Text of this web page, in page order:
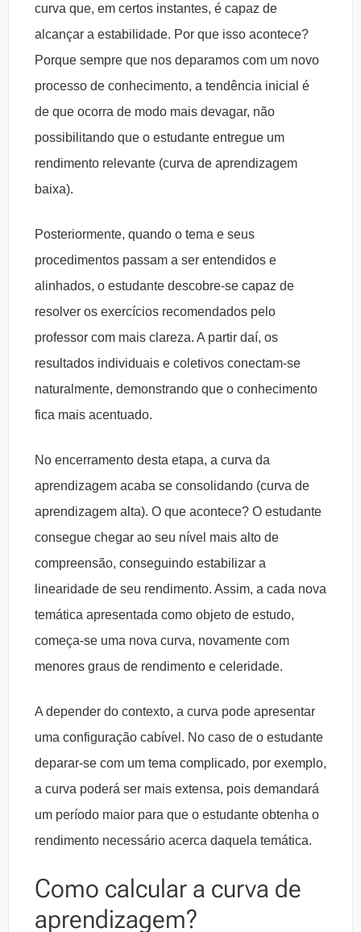
curva que, em certos instantes, é capaz de
alcançar a estabilidade. Por que isso acontece?
Porque sempre que nos deparamos com um novo
processo de conhecimento, a tendência inicial é
de que ocorra de modo mais devagar, não
possibilitando que o estudante entregue um
rendimento relevante (curva de aprendizagem
baixa).
Posteriormente, quando o tema e seus
procedimentos passam a ser entendidos e
alinhados, o estudante descobre-se capaz de
resolver os exercícios recomendados pelo
professor com mais clareza. A partir daí, os
resultados individuais e coletivos conectam-se
naturalmente, demonstrando que o conhecimento
fica mais acentuado.
No encerramento desta etapa, a curva da
aprendizagem acaba se consolidando (curva de
aprendizagem alta). O que acontece? O estudante
consegue chegar ao seu nível mais alto de
compreensão, conseguindo estabilizar a
linearidade de seu rendimento. Assim, a cada nova
temática apresentada como objeto de estudo,
começa-se uma nova curva, novamente com
menores graus de rendimento e celeridade.
A depender do contexto, a curva pode apresentar
uma configuração cabível. No caso de o estudante
deparar-se com um tema complicado, por exemplo,
a curva poderá ser mais extensa, pois demandará
um período maior para que o estudante obtenha o
rendimento necessário acerca daquela temática.
Como calcular a curva de
aprendizagem?